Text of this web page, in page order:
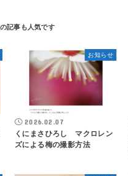
お知らせ
2026.02.07
くにまさひろし マクロレン
ズによる梅の撮影方法